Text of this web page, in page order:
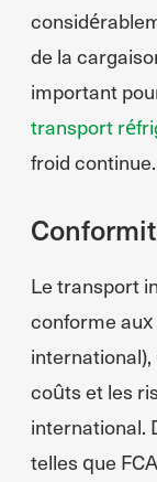
de la
important
transport
froid continue.
Le transport
conforme
coûts et les
international.
telles que